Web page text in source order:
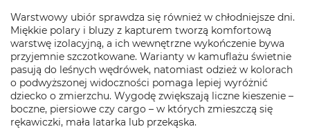
Warstwowy ubiór sprawdza się również w chłodniejsze dni.
Miękkie polary i bluzy z kapturem tworzą komfortową
warstwę izolacyjną, a ich wewnętrzne wykończenie bywa
przyjemnie szczotkowane. Warianty w kamuflażu świetnie
pasują do leśnych wędrówek, natomiast odzież w kolorach
o podwyższonej widoczności pomaga lepiej wyróżnić
dziecko o zmierzchu. Wygodę zwiększają liczne kieszenie –
boczne, piersiowe czy cargo – w których zmieszczą się
rękawiczki, mała latarka lub przekąska.